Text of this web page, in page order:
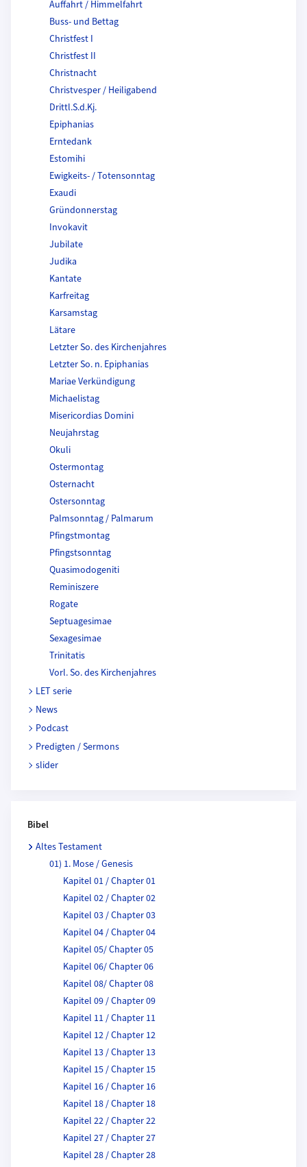
Auffahrt / Himmelfahrt
Buss- und Bettag
Christfest I
Christfest II
Christnacht
Christvesper / Heiligabend
Drittl.S.d.Kj.
Epiphanias
Erntedank
Estomihi
Ewigkeits- / Totensonntag
Exaudi
Gründonnerstag
Invokavit
Jubilate
Judika
Kantate
Karfreitag
Karsamstag
Lätare
Letzter So. des Kirchenjahres
Letzter So. n. Epiphanias
Mariae Verkündigung
Michaelistag
Misericordias Domini
Neujahrstag
Okuli
Ostermontag
Osternacht
Ostersonntag
Palmsonntag / Palmarum
Pfingstmontag
Pfingstsonntag
Quasimodogeniti
Reminiszere
Rogate
Septuagesimae
Sexagesimae
Trinitatis
Vorl. So. des Kirchenjahres
LET serie
News
Podcast
Predigten / Sermons
slider
Bibel
Altes Testament
01) 1. Mose / Genesis
Kapitel 01 / Chapter 01
Kapitel 02 / Chapter 02
Kapitel 03 / Chapter 03
Kapitel 04 / Chapter 04
Kapitel 05/ Chapter 05
Kapitel 06/ Chapter 06
Kapitel 08/ Chapter 08
Kapitel 09 / Chapter 09
Kapitel 11 / Chapter 11
Kapitel 12 / Chapter 12
Kapitel 13 / Chapter 13
Kapitel 15 / Chapter 15
Kapitel 16 / Chapter 16
Kapitel 18 / Chapter 18
Kapitel 22 / Chapter 22
Kapitel 27 / Chapter 27
Kapitel 28 / Chapter 28